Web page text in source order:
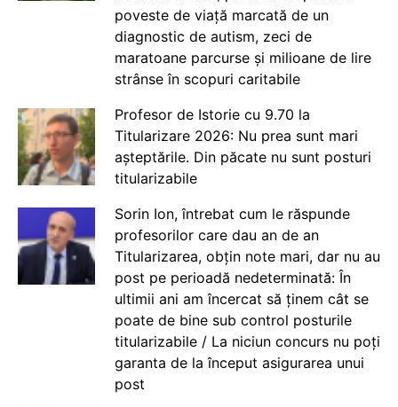
poveste de viață marcată de un
diagnostic de autism, zeci de
maratoane parcurse și milioane de lire
strânse în scopuri caritabile
Profesor de Istorie cu 9.70 la
Titularizare 2026: Nu prea sunt mari
așteptările. Din păcate nu sunt posturi
titularizabile
Sorin Ion, întrebat cum le răspunde
profesorilor care dau an de an
Titularizarea, obțin note mari, dar nu au
post pe perioadă nedeterminată: În
ultimii ani am încercat să ținem cât se
poate de bine sub control posturile
titularizabile / La niciun concurs nu poți
garanta de la început asigurarea unui
post